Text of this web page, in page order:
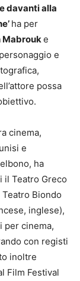
davanti alla
ha per
Mabrouk e
e
possa
cinema,
e
ha
il Teatro Greco
Biondo
ingle­se),
per cinema,
con registi
inoltre
Film Festival